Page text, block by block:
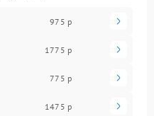
975 р
1775 р
775 р
1475 р